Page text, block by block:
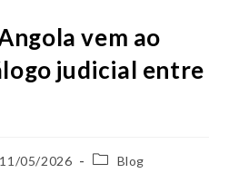
vem ao
judicial entre
11/05/2026 Blog